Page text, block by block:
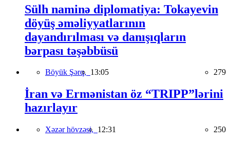
Sülh naminə diplomatiya: Tokayevin
döyüş əməliyyatlarının
dayandırılması və danışıqların
bərpası təşəbbüsü
Böyük Şərq, 13:05 279
İran və Ermənistan öz “TRIPP”lərini
hazırlayır
Xəzər hövzəsi, 12:31 250